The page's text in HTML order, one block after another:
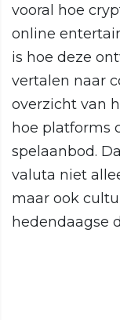
vooral hoe
online
is hoe deze
vertalen naar
overzicht van
hoe platforms
spelaanbod.
valuta niet
maar ook
hedendaagse